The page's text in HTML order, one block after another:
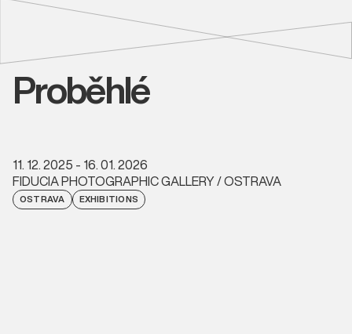
Proběhlé
11. 12. 2025 - 16. 01. 2026
FIDUCIA PHOTOGRAPHIC GALLERY / OSTRAVA
OSTRAVA EXHIBITIONS